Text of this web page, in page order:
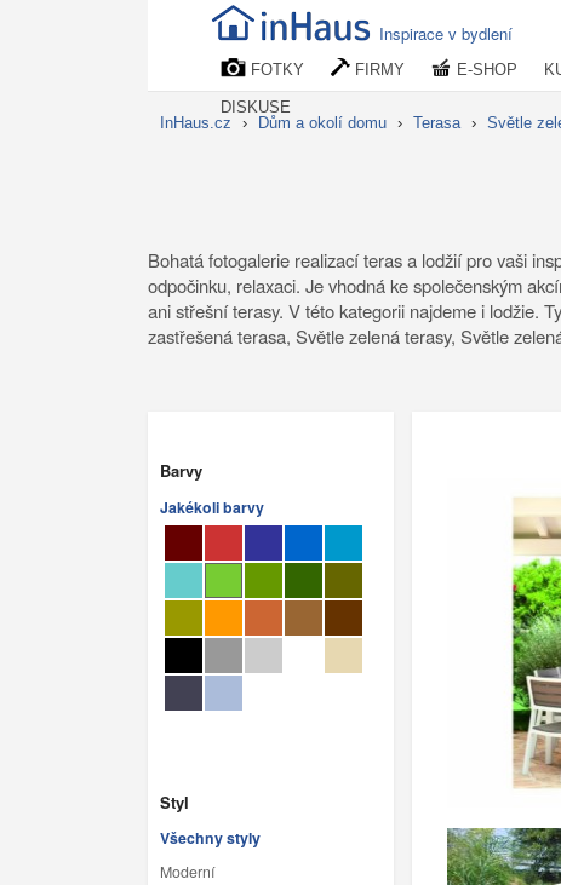
Inspirace v bydlení
FOTKY FIRMY E-SHOP
DISKUSE
InHaus.cz
› Dům a okolí domu › Terasa › Světle
Bohatá fotogalerie realizací teras a lodžií pro vaši
odpočinku, relaxaci. Je vhodná ke společenským
ani střešní terasy. V této kategorii najdeme i lodžie.
zastřešená terasa, Světle zelená terasy, Světle
Barvy
Jakékoli barvy
Styl
Všechny styly
Moderní